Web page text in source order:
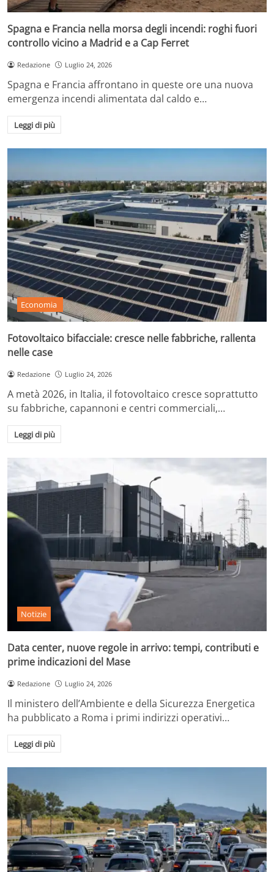
Spagna e Francia nella morsa degli incendi: roghi fuori
controllo vicino a Madrid e a Cap Ferret
Redazione Luglio 24, 2026
Spagna e Francia affrontano in queste ore una nuova
emergenza incendi alimentata dal caldo e…
Leggi di più
Economia
Fotovoltaico bifacciale: cresce nelle fabbriche, rallenta
nelle case
Redazione Luglio 24, 2026
A metà 2026, in Italia, il fotovoltaico cresce soprattutto
su fabbriche, capannoni e centri commerciali,…
Leggi di più
Notizie
Data center, nuove regole in arrivo: tempi, contributi e
prime indicazioni del Mase
Redazione Luglio 24, 2026
Il ministero dell’Ambiente e della Sicurezza Energetica
ha pubblicato a Roma i primi indirizzi operativi…
Leggi di più